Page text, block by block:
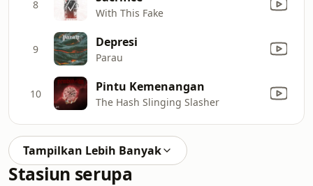
8
With This Fake
9 Depresi
Parau
10 Pintu Kemenangan
The Hash Slinging Slasher
Tampilkan Lebih Banyak
Stasiun serupa